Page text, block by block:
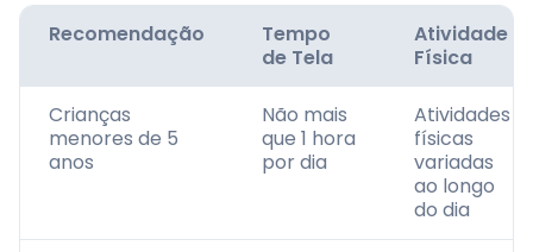
Recomendação
Tempo
de Tela
Atividade
Física
Crianças
menores de 5
anos
Não mais
que 1 hora
por dia
Atividades
físicas
variadas
ao longo
do dia